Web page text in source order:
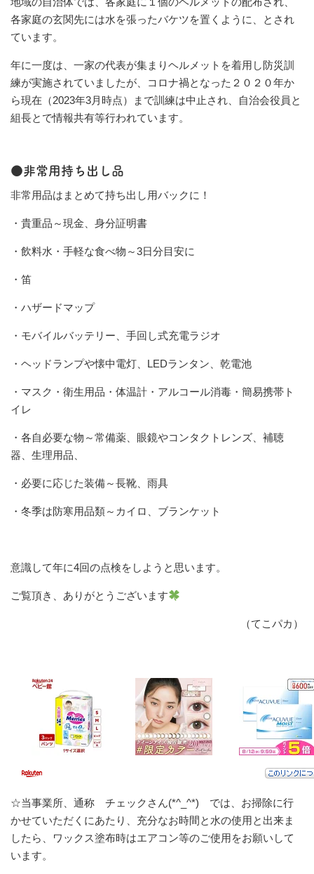
各家庭の玄関先には水を張ったバケツを置くように、とされ
ています。
年に一度は、一家の代表が集まりヘルメットを着用し防災訓
練が実施されていましたが、コロナ禍となった２０２０年か
ら現在（2023年3月時点）まで訓練は中止され、自治会役員と
組長とで情報共有等行われています。
●非常用持ち出し品
非常用品はまとめて持ち出し用バックに！
・貴重品～現金、身分証明書
・飲料水・手軽な食べ物～3日分目安に
・笛
・ハザードマップ
・モバイルバッテリー、手回し式充電ラジオ
・ヘッドランプや懐中電灯、LEDランタン、乾電池
・マスク・衛生用品・体温計・アルコール消毒・簡易携帯ト
イレ
・各自必要な物～常備薬、眼鏡やコンタクトレンズ、補聴
器、生理用品、
・必要に応じた装備～長靴、雨具
・冬季は防寒用品類～カイロ、ブランケット
意識して年に4回の点検をしようと思います。
ご覧頂き、ありがとうございます
（てこパカ）
☆当事業所、通称 チェックさん(*^_^*) では、お掃除に行
かせていただくにあたり、充分なお時間と水の使用と出来ま
したら、ワックス塗布時はエアコン等のご使用をお願いして
います。